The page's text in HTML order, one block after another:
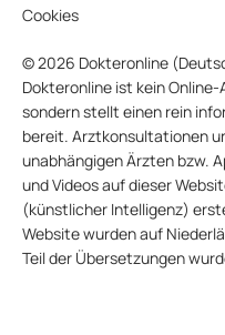
Cookies
© 2026 Dokteronline
Dokteronline ist kein
sondern stellt einen rein
bereit. Arztkonsultationen
unabhängigen Ärzten bzw.
und Videos auf dieser
(künstlicher Intelligenz)
Website wurden auf
Teil der Übersetzungen